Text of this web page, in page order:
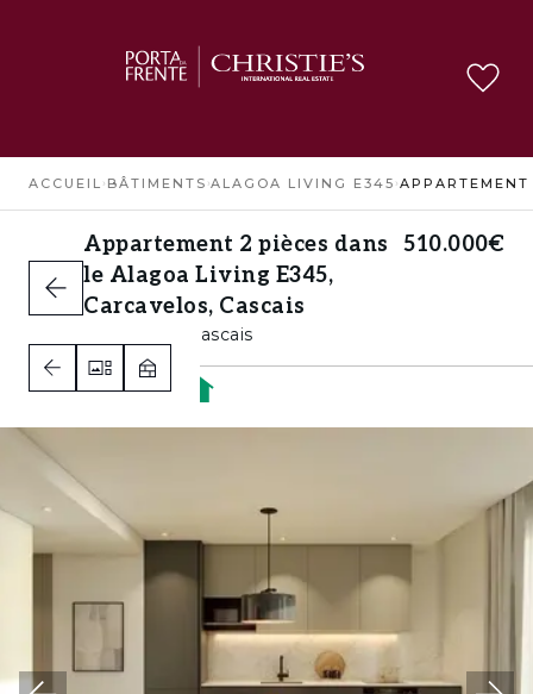
ACCUEIL › BÂTIMENTS ›ALAGOA LIVING E345 ›
Appartement 2 pièces dans
le Alagoa Living E345,
Carcavelos, Cascais
Carcavelos, Cascais
510.000€
1 1 1